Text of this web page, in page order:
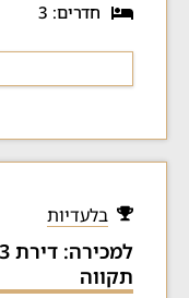
חדרים: 3
בלעדיות
תקווה